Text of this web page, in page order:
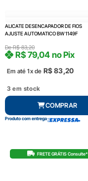
ALICATE DESENCAPADOR DE FIOS
AJUSTE AUTOMATICO BW 1149F
DeR$83,20
Em até 1x de R$83,20
R$79,04 no Pix
3 em stock
COMPRAR
Produto com entrega
FRETE GRÁTIS Consulte*